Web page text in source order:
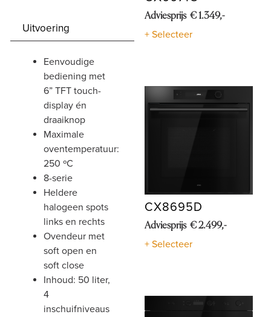
Shop
Uitvoering
eenvoudige
bediening met
6” TFT touch-
display én
draaiknop
maximale
oventemperatuur:
250 ºC
8-serie
heldere
halogeen spots
links en rechts
ovendeur met
soft open en
soft close
inhoud: 50 liter,
4
inschuifniveaus
Adviesprijs € 1.349,-
+ Selecteer
CX8695D
Adviesprijs € 2.499,-
+ Selecteer